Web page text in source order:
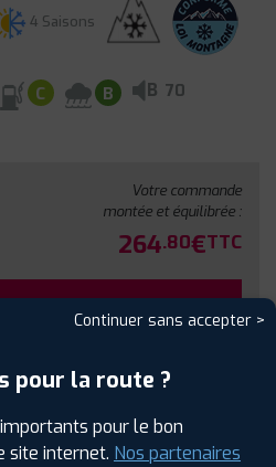
4 Saisons
C B B 70
Votre commande
montée et équilibrée :
264.80€TTC
disponibilité en agence
Continuer sans accepter >
pour la route ?
pour le bon
site internet. Nos partenaires